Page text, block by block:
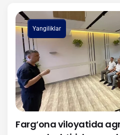
Yangiliklar
Farg‘ona viloyatida